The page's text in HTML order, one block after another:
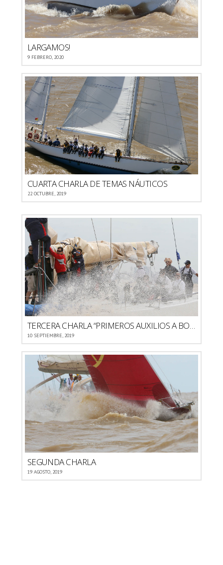
LARGAMOS!
9 FEBRERO, 2020
CUARTA CHARLA DE TEMAS NÁUTICOS
22 OCTUBRE, 2019
TERCERA CHARLA “PRIMEROS AUXILIOS A BORDO»
10 SEPTIEMBRE, 2019
SEGUNDA CHARLA
19 AGOSTO, 2019